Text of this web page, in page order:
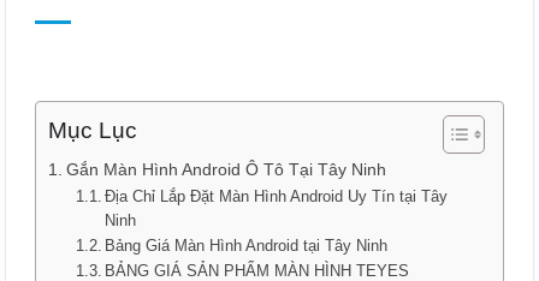
Mục Lục
Gắn Màn Hình Android Ô Tô Tại Tây Ninh
Địa Chỉ Lắp Đặt Màn Hình Android Uy Tín tại Tây
Ninh
Bảng Giá Màn Hình Android tại Tây Ninh
BẢNG GIÁ SẢN PHẨM MÀN HÌNH TEYES